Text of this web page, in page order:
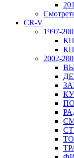
CR-V
1997-
2002-